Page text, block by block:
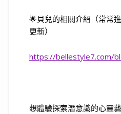
🌟貝兒的相關介紹（常常
更新）
https://bellestyle7.com/
想體驗探索潛意識的心靈